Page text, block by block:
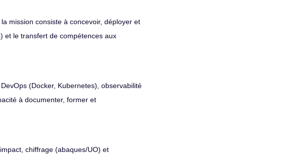
mission consiste à concevoir, déployer et
et le transfert de compétences aux
(Docker, Kubernetes), observabilité
à documenter, former et
chiffrage (abaques/UO) et